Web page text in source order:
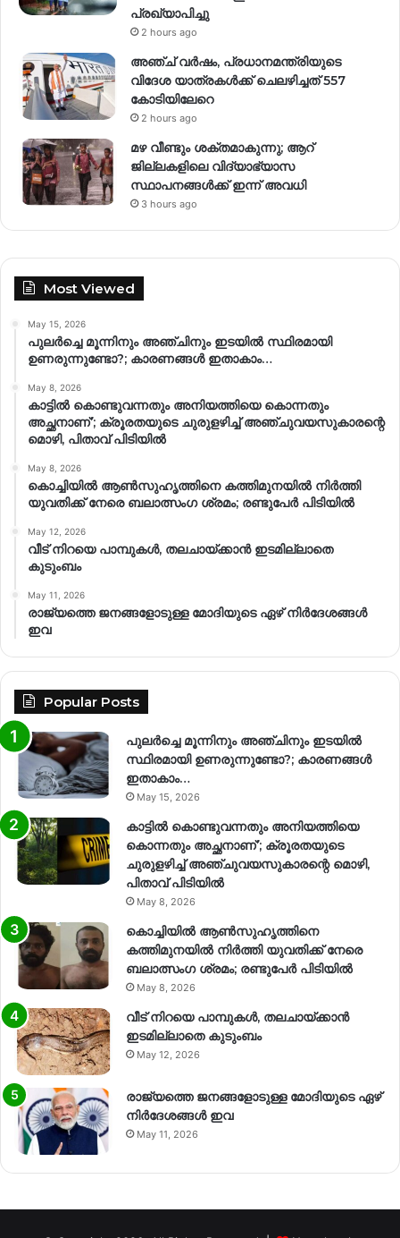
പ്രഖ്യാപിച്ചു
2 hours ago
അഞ്ച് വര്‍ഷം, പ്രധാനമന്ത്രിയുടെ
വിദേശ യാത്രകള്‍ക്ക് ചെലഴിച്ചത് 557
കോടിയിലേറെ
2 hours ago
മഴ വീണ്ടും ശക്തമാകുന്നു; ആറ്
ജില്ലകളിലെ വിദ്യാഭ്യാസ
സ്ഥാപനങ്ങള്‍ക്ക് ഇന്ന് അവധി
3 hours ago
Most Viewed
May 15, 2026
പുലർച്ചെ മൂന്നിനും അഞ്ചിനും ഇടയിൽ സ്ഥിരമായി
ഉണരുന്നുണ്ടോ?; കാരണങ്ങള്‍ ഇതാകാം…
May 8, 2026
കാട്ടിൽ കൊണ്ടുവന്നതും അനിയത്തിയെ കൊന്നതും
അച്ഛനാണ്’; ക്രൂരതയുടെ ചുരുളഴിച്ച് അഞ്ചുവയസുകാരന്റെ
മൊഴി, പിതാവ് പിടിയിൽ
May 8, 2026
കൊച്ചിയിൽ ആൺസുഹൃത്തിനെ കത്തിമുനയിൽ നിർത്തി
യുവതിക്ക് നേരെ ബലാത്സംഗ​ ശ്രമം; രണ്ടുപേർ പിടിയിൽ
May 12, 2026
വീട് നിറയെ പാമ്പുകൾ, തലചായ്ക്കാൻ ഇടമില്ലാതെ
കുടുംബം
May 11, 2026
രാജ്യത്തെ ജനങ്ങളോടുള്ള മോദിയുടെ ഏഴ് നിര്‍ദേശങ്ങള്‍
ഇവ
Popular Posts
പുലർച്ചെ മൂന്നിനും അഞ്ചിനും ഇടയിൽ
സ്ഥിരമായി ഉണരുന്നുണ്ടോ?; കാരണങ്ങള്‍
ഇതാകാം…
May 15, 2026
കാട്ടിൽ കൊണ്ടുവന്നതും അനിയത്തിയെ
കൊന്നതും അച്ഛനാണ്’; ക്രൂരതയുടെ
ചുരുളഴിച്ച് അഞ്ചുവയസുകാരന്റെ മൊഴി,
പിതാവ് പിടിയിൽ
May 8, 2026
കൊച്ചിയിൽ ആൺസുഹൃത്തിനെ
കത്തിമുനയിൽ നിർത്തി യുവതിക്ക് നേരെ
ബലാത്സംഗ​ ശ്രമം; രണ്ടുപേർ പിടിയിൽ
May 8, 2026
വീട് നിറയെ പാമ്പുകൾ, തലചായ്ക്കാൻ
ഇടമില്ലാതെ കുടുംബം
May 12, 2026
രാജ്യത്തെ ജനങ്ങളോടുള്ള മോദിയുടെ ഏഴ്
നിര്‍ദേശങ്ങള്‍ ഇവ
May 11, 2026